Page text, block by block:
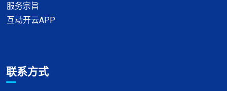
服务宗旨
互动开云APP
联系方式